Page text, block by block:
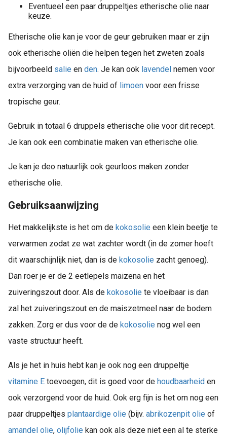
Eventueel een paar druppeltjes etherische olie naar
keuze.
Etherische olie kan je voor de geur gebruiken maar er zijn
ook etherische oliën die helpen tegen het zweten zoals
bijvoorbeeld salie en den. Je kan ook lavendel nemen voor
extra verzorging van de huid of limoen voor een frisse
tropische geur.
Gebruik in totaal 6 druppels etherische olie voor dit recept.
Je kan ook een combinatie maken van etherische olie.
Je kan je deo natuurlijk ook geurloos maken zonder
etherische olie.
Gebruiksaanwijzing
Het makkelijkste is het om de kokosolie een klein beetje te
verwarmen zodat ze wat zachter wordt (in de zomer hoeft
dit waarschijnlijk niet, dan is de kokosolie zacht genoeg).
Dan roer je er de 2 eetlepels maizena en het
zuiveringszout door. Als de kokosolie te vloeibaar is dan
zal het zuiveringszout en de maiszetmeel naar de bodem
zakken. Zorg er dus voor de de kokosolie nog wel een
vaste structuur heeft.
Als je het in huis hebt kan je ook nog een druppeltje
vitamine E toevoegen, dit is goed voor de houdbaarheid en
ook verzorgend voor de huid. Ook erg fijn is het om nog een
paar druppeltjes plantaardige olie (bijv. abrikozenpit olie of
amandel olie, olijfolie kan ook als deze niet een al te sterke